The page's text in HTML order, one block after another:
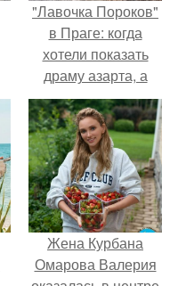
"Лавочка Пороков"
в Праге: когда
хотели показать
драму азарта, а
получился 18+.
Жена Курбана
Омарова Валерия